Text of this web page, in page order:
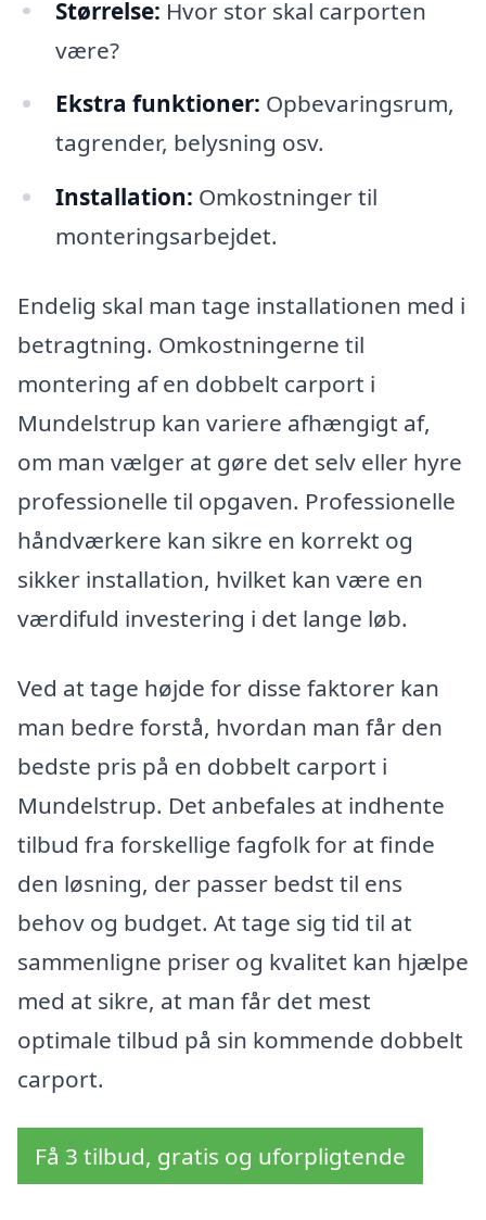
Størrelse: Hvor stor skal carporten
være?
Ekstra funktioner: Opbevaringsrum,
tagrender, belysning osv.
Installation: Omkostninger til
monteringsarbejdet.
Endelig skal man tage installationen med i
betragtning. Omkostningerne til
montering af en dobbelt carport i
Mundelstrup kan variere afhængigt af,
om man vælger at gøre det selv eller hyre
professionelle til opgaven. Professionelle
håndværkere kan sikre en korrekt og
sikker installation, hvilket kan være en
værdifuld investering i det lange løb.
Ved at tage højde for disse faktorer kan
man bedre forstå, hvordan man får den
bedste pris på en dobbelt carport i
Mundelstrup. Det anbefales at indhente
tilbud fra forskellige fagfolk for at finde
den løsning, der passer bedst til ens
behov og budget. At tage sig tid til at
sammenligne priser og kvalitet kan hjælpe
med at sikre, at man får det mest
optimale tilbud på sin kommende dobbelt
carport.
Få 3 tilbud, gratis og uforpligtende